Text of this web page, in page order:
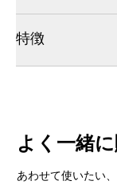
特徴
よく一緒
あわせて使いたい